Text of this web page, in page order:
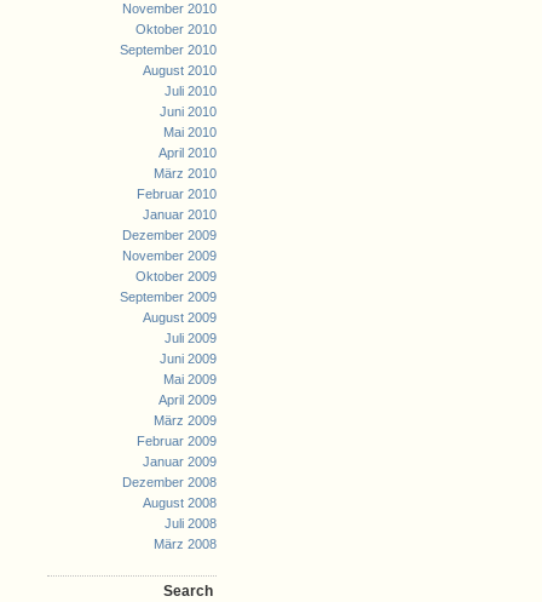
November 2010
Oktober 2010
September 2010
August 2010
Juli 2010
Juni 2010
Mai 2010
April 2010
März 2010
Februar 2010
Januar 2010
Dezember 2009
November 2009
Oktober 2009
September 2009
August 2009
Juli 2009
Juni 2009
Mai 2009
April 2009
März 2009
Februar 2009
Januar 2009
Dezember 2008
August 2008
Juli 2008
März 2008
Search